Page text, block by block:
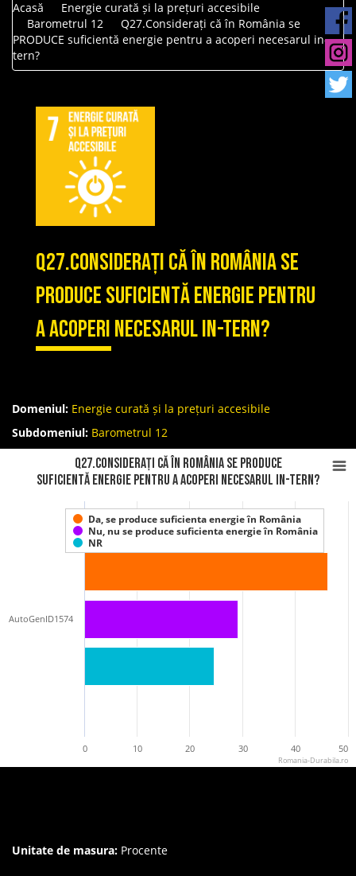
Acasă
Energie curată și la prețuri accesibile
Barometrul 12
Q27.Considerați că în România se
PRODUCE suficientă energie pentru a acoperi necesarul in-
tern?
Q27.Considerați că în România se
PRODUCE suficientă energie pentru
a acoperi necesarul in-tern?
Domeniul: Energie curată și la prețuri accesibile
Subdomeniul: Barometrul 12
Q27.Considerați că în România se PRODUCE
suficientă energie pentru a acoperi necesarul in-tern?
Da, se produce suficienta energie în România
Nu, nu se produce suficienta energie în România
NR
AutoGenID1574
0 10 20 30 40 50
Romania-Durabila.ro
Unitate de masura: Procente